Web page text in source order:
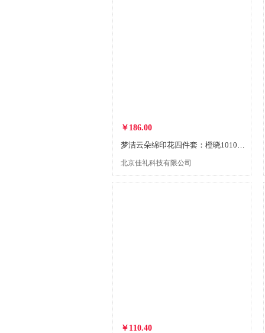
￥186.00
梦洁云朵绵印花四件套：橙晓1010189049
北京佳礼科技有限公司
￥110.40